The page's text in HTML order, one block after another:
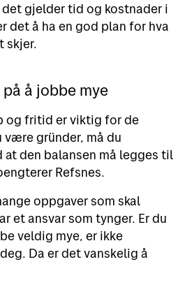
gjelder tid og kostnader i
det å ha en god plan for hva
skjer.
å jobbe mye
og fritid er viktig for de
være gründer, må du
den balansen må legges til
Refsnes.
oppgaver som skal
et ansvar som tynger. Er du
veldig mye, er ikke
Da er det vanskelig å